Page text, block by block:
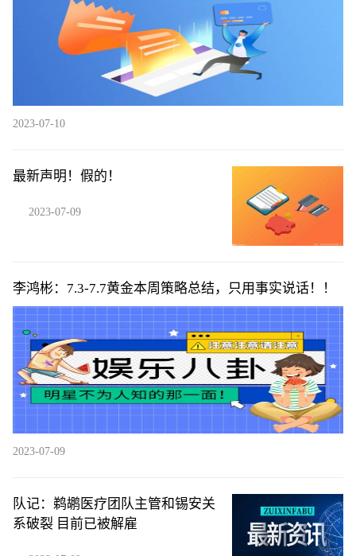
2023-07-10
最新声明！假的！
2023-07-09
李鸿彬：7.3-7.7黄金本周策略总结，只用事实说话！！
2023-07-09
队记：鹈鹕医疗团队主管和锡安关
系破裂 目前已被解雇